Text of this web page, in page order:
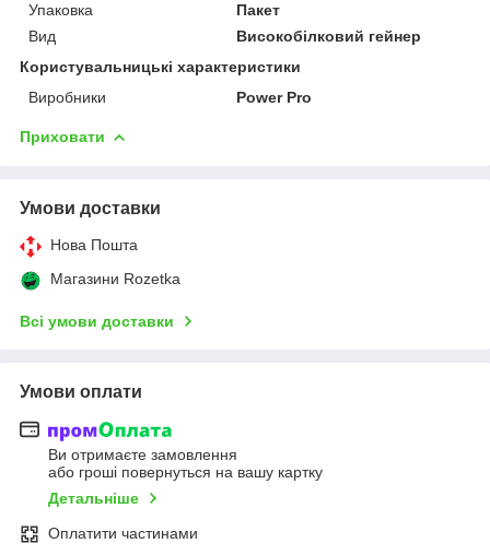
Упаковка
Пакет
Вид
Високобілковий гейнер
Користувальницькі характеристики
Виробники
Power Pro
Приховати
Умови доставки
Нова Пошта
Магазини Rozetka
Всі умови доставки
Умови оплати
Ви отримаєте замовлення
або гроші повернуться на вашу картку
Детальніше
Оплатити частинами